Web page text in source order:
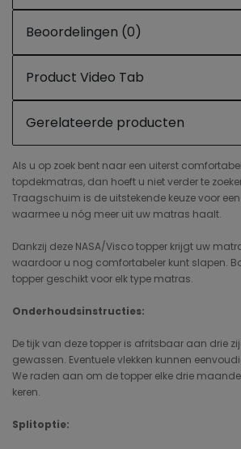
Beoordelingen (0)
Product Video Tab
Gerelateerde producten
Als u op zoek bent naar een uiterst
topdekmatras, dan hoeft u niet verder te
Traagschuim is de uitstekende keuze voor
waarmee u nóg meer uit uw matras haalt.
Dankzij deze NASA/Visco topper krijgt uw
waardoor u nog comfortabeler kunt slapen.
topper geschikt voor elk type matras.
Onderhoudsinstructies:
De tijk van deze topper is afritsbaar aan drie
gewassen. Eventuele vlekken kunnen
We raden aan om de topper elke drie
keren.
Splitoptie: